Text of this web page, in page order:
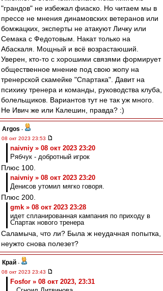
"грандов" не избежал фиаско. Но читаем мы в
прессе не мнения динамовских ветеранов или
бомжацких, эксперты не атакуют Личку или
Семака с Федотовым. Накат только на
Абаскаля. Мощный и всё возрастаюший.
Уверен, кто-то с хорошими связями формирует
общественное мнение под свою жопу на
тренерской скамейке "Спартака". Давит на
психику тренера и команды, руководства клуба,
болельщиков. Вариантов тут не так уж много.
Не Ивич же или Калешин, правда? :)
Argos -
08 окт 2023 23:53
naivniy » 08 окт 2023 23:20
Рябчук - добротный игрок
Плюс 100.
naivniy » 08 окт 2023 23:20
Денисов утомил мягко говоря.
Плюс 200.
gmk » 08 окт 2023 23:28
идет спланированная кампания по приходу в
Спартак нового тренера
Саламыча, что ли? Была ж неудачная попытка,
неужто снова полезет?
Край -
08 окт 2023 23:43
Fosfor » 08 окт 2023, 23:31